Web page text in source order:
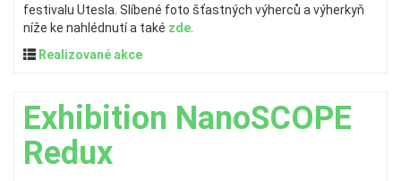
festivalu Utesla. Slíbené foto šťastných výherců a výherkyň
níže ke nahlédnutí a také zde
Realizované akce
Exhibition NanoSCOPE
Redux